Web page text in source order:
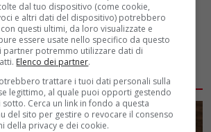
dal tuo dispositivo (come cookie,
e altri dati del dispositivo) potrebbero
questi ultimi, da loro visualizzate e
essere usate nello specifico da questo
partner potremmo utilizzare dati di
Elenco dei partner.
trattare i tuoi dati personali sulla
legittimo, al quale puoi opporti gestendo
Cerca un link in fondo a questa
del sito per gestire o revocare il consenso
della privacy e dei cookie.